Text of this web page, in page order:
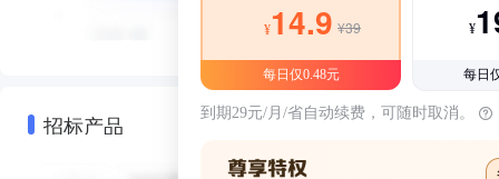
招标产品
¥14.9 ¥39
每日仅0.48元
¥
每日
到期29元/月/省自动续费，可随时取消。